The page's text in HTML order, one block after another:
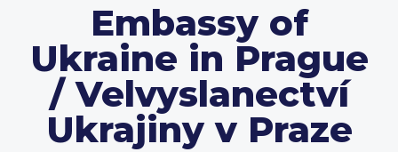
Embassy of
Ukraine in Prague
/ Velvyslanectví
Ukrajiny v Praze